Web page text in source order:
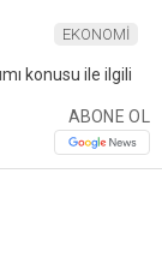
EKONOMİ
ABONE OL